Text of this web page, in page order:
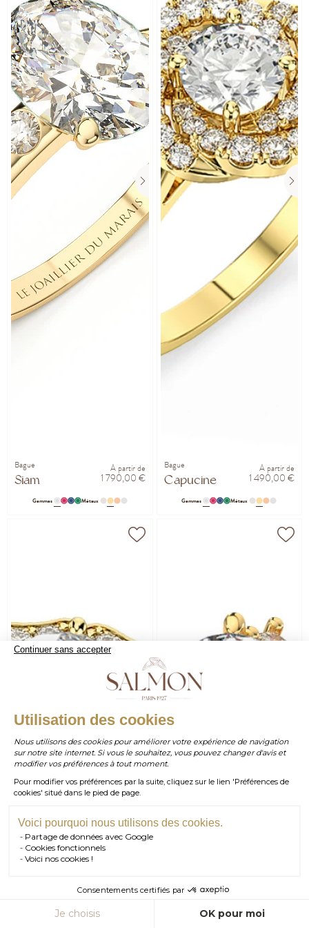
Continuer sans accepter
Utilisation des cookies
Nous utilisons des cookies pour améliorer votre expérience de navigation
sur notre site internet. Si vous le souhaitez, vous pouvez changer d'avis et
modifier vos préférences à tout moment.
Pour modifier vos préférences par la suite, cliquez sur le lien 'Préférences de
cookies' situé dans le pied de page.
Voici pourquoi nous utilisons des cookies.
Partage de données avec Google
Cookies fonctionnels
Voici nos cookies !
Consentements certifiés par
Je choisis OK pour moi
WHATSAPP
E-MAIL contact@salmonparis.com
TÉL PARIS
RDV SHOWROOM
RDV TÉLÉPHONIQUE
Bague
Siam
À partir de
1 790,00 €
Gemmes Métaux
Bague
Capucine
À partir de
1 490,00 €
Gemmes Métaux